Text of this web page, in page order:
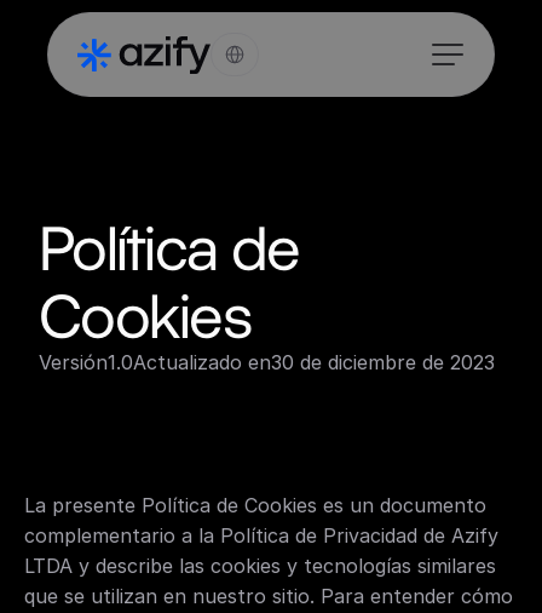
Select Language
Política de
Cookies
Versión1.0Actualizado en30 de diciembre de 2023
La presente Política de Cookies es un documento
complementario a la Política de Privacidad de Azify
LTDA y describe las cookies y tecnologías similares
que se utilizan en nuestro sitio. Para entender cómo